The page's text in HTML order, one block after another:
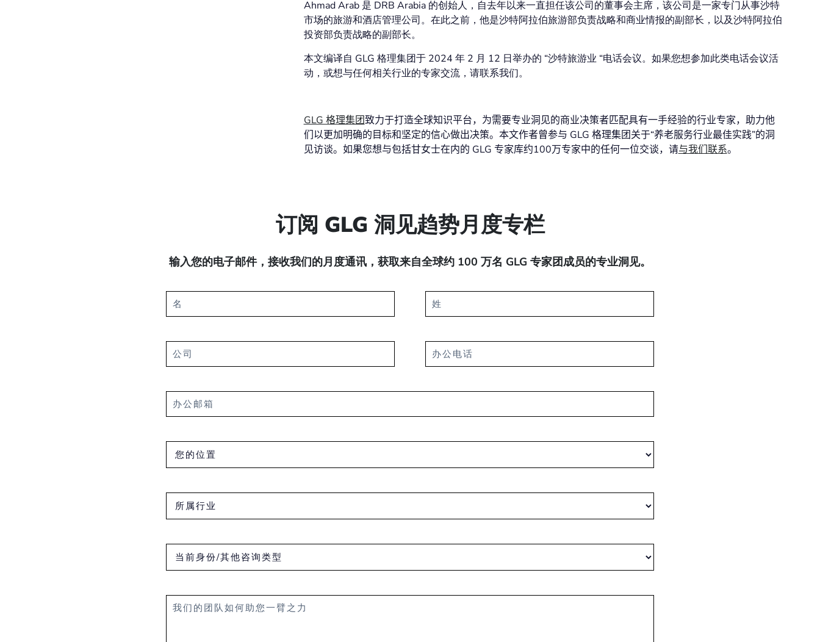
Ahmad Arab 是 DRB Arabia 的创始人，自去年以来一直担任该公司的董事会主席，该公司是一家专门从事沙特
市场的旅游和酒店管理公司。在此之前，他是沙特阿拉伯旅游部负责战略和商业情报的副部长，以及沙特阿拉伯
投资部负责战略的副部长。
本文编译自 GLG 格理集团于 2024 年 2 月 12 日举办的 “沙特旅游业 “电话会议。如果您想参加此类电话会议活
动，或想与任何相关行业的专家交流，请联系我们。
GLG 格理集团致力于打造全球知识平台，为需要专业洞见的商业决策者匹配具有一手经验的行业专家，助力他
们以更加明确的目标和坚定的信心做出决策。本文作者曾参与 GLG 格理集团关于“养老服务行业最佳实践”的洞
见访谈。如果您想与包括甘女士在内的 GLG 专家库约100万专家中的任何一位交谈，请与我们联系。
订阅 GLG 洞见趋势月度专栏
输入您的电子邮件，接收我们的月度通讯，获取来自全球约 100 万名 GLG 专家团成员的专业洞见。